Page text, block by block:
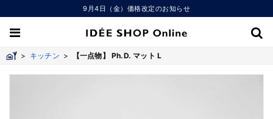
9月4日（金）価格改定のお知らせ
> キッチン > 【一点物】 Ph.D. マット L